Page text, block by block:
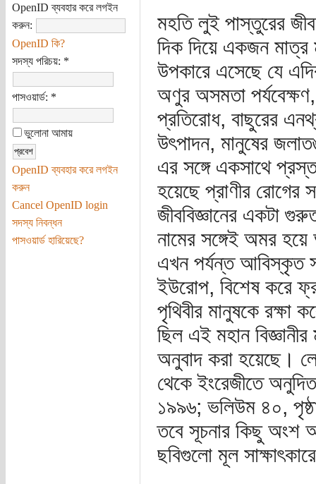
OpenID ব্যবহার করে লগইন
করুন:
OpenID কি?
সদস্য পরিচয়: *
পাসওয়ার্ড: *
ভুলোনা আমায়
OpenID ব্যবহার করে লগইন
করুন
Cancel OpenID login
সদস্য নিবন্ধন
পাসওয়ার্ড হারিয়েছে?
মহতি লুই পাস্তুরের
দিক দিয়ে একজন মাত্র
উপকারে এসেছে যে
অণুর অসমতা
প্রতিরোধ, বাছুরের
উৎপাদন, মানুষের
এর সঙ্গে একসাথে
হয়েছে প্রাণীর রোগের
জীববিজ্ঞানের একটা
নামের সঙ্গেই অমর
এখন পর্যন্ত আবিস্কৃত
ইউরোপ, বিশেষ করে
পৃথিবীর মানুষকে রক্ষা
ছিল এই মহান
অনুবাদ করা হয়েছে।
থেকে ইংরেজীতে
১৯৯৬; ভলিউম ৪০,
তবে সূচনার কিছু অংশ
ছবিগুলো মূল